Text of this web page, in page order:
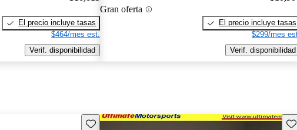
El precio incluye tasas
$464/mes est.
Verif. disponibilidad
Gran oferta
El precio incluye tasas
$299/mes
Verif. disponibilidad
Guarda este Aviso